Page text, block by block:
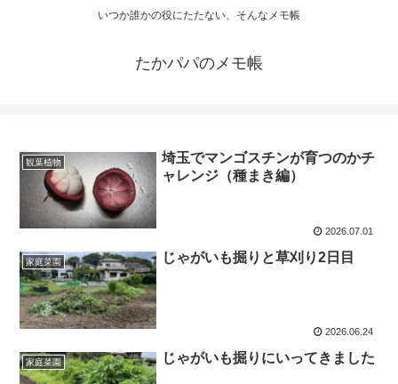
いつか誰かの役にたたない、そんなメモ帳
たかパパのメモ帳
観葉植物
埼玉でマンゴスチンが育つのかチ
ャレンジ（種まき編）
2026.07.01
家庭菜園 じゃがいも掘りと草刈り2日目
2026.06.24
家庭菜園 じゃがいも掘りにいってきました